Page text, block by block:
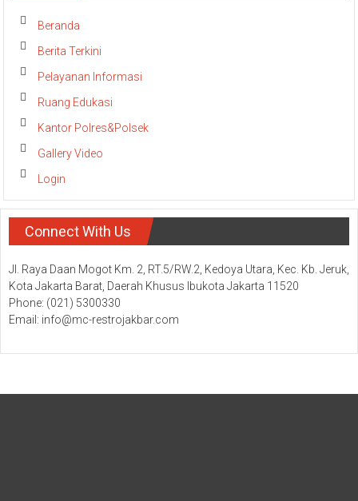
Beranda
Berita Terkini
Pelayanan Informasi
Ruang Edukasi
Kantor Polres&Polsek
Gallery Video
Login
Connect With Us
Jl. Raya Daan Mogot Km. 2, RT.5/RW.2, Kedoya Utara, Kec. Kb. Jeruk,
Kota Jakarta Barat, Daerah Khusus Ibukota Jakarta 11520
Phone: (021) 5300330
Email: info@mc-restrojakbar.com